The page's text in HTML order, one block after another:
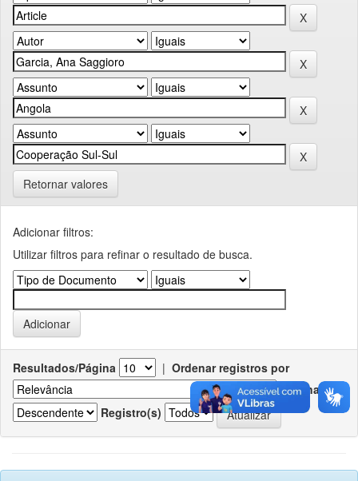
Retornar valores
Adicionar filtros:
Utilizar filtros para refinar o resultado de busca.
Resultados/Página | Ordenar registros por
Ordenar
Registro(s)